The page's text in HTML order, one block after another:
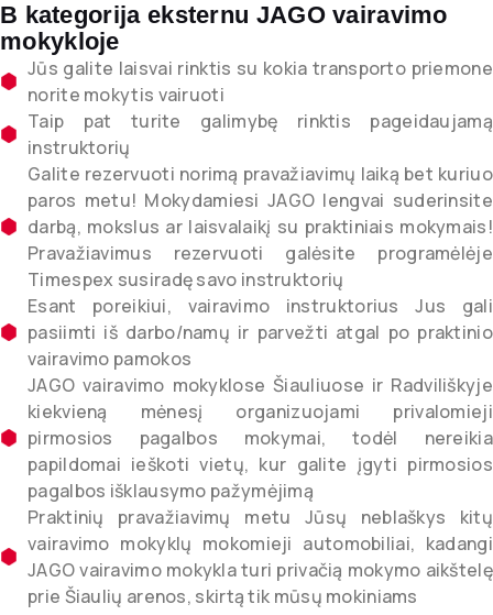
B kategorija eksternu JAGO vairavimo
mokykloje
Jūs galite laisvai rinktis su kokia transporto priemone
norite mokytis vairuoti
Taip pat turite galimybę rinktis pageidaujamą
instruktorių
Galite rezervuoti norimą pravažiavimų laiką bet kuriuo
paros metu! Mokydamiesi JAGO lengvai suderinsite
darbą, mokslus ar laisvalaikį su praktiniais mokymais!
Pravažiavimus rezervuoti galėsite programėlėje
Timespex susiradę savo instruktorių
Esant poreikiui, vairavimo instruktorius Jus gali
pasiimti iš darbo/namų ir parvežti atgal po praktinio
vairavimo pamokos
JAGO vairavimo mokyklose Šiauliuose ir Radviliškyje
kiekvieną mėnesį organizuojami privalomieji
pirmosios pagalbos mokymai, todėl nereikia
papildomai ieškoti vietų, kur galite įgyti pirmosios
pagalbos išklausymo pažymėjimą
Praktinių pravažiavimų metu Jūsų neblaškys kitų
vairavimo mokyklų mokomieji automobiliai, kadangi
JAGO vairavimo mokykla turi privačią mokymo aikštelę
prie Šiaulių arenos, skirtą tik mūsų mokiniams